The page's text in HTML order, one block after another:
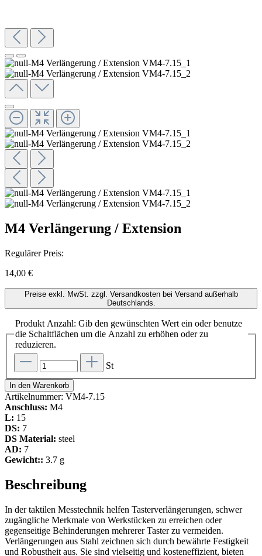
M4 Verlängerung / Extension
Regulärer Preis:
14,00 €
Preise exkl. MwSt. zzgl. Versandkosten bei Versand außerhalb
Deutschlands.
Produkt Anzahl: Gib den gewünschten Wert ein oder benutze
die Schaltflächen um die Anzahl zu erhöhen oder zu
reduzieren.
St
In den Warenkorb
Artikelnummer: VM4-7.15
Anschluss: M4
L: 15
DS: 7
DS Material: steel
AD: 7
Gewicht:: 3.7 g
Beschreibung
In der taktilen Messtechnik helfen Tasterverlängerungen, schwer
zugängliche Merkmale von Werkstücken zu erreichen oder
gegenseitige Behinderungen mehrerer Taster zu vermeiden.
Verlängerungen aus Stahl zeichnen sich durch bewährte Festigkeit
und Robustheit aus. Sie sind vielseitig und kosteneffizient, bieten